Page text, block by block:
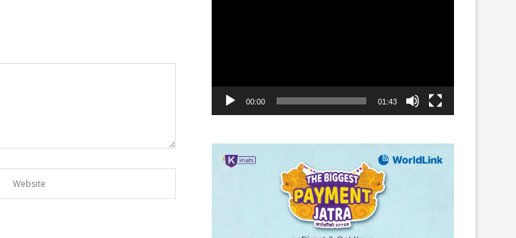
00:00 01:43